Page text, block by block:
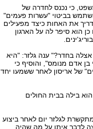
כי נכנס לחדרה של
בביטוי "עשרות פעמים"
את האחות כיצד מפעילים
הוא סיפר לה על הארגון
בחדר?" ענה גלזר: "היא
אדם מנומס", והוסיף כי
של אריסון לאחר ששמעו יחד
בילה בבית החולים
לגלזר יום לאחר ביצוע
לדבר איתו על מה שהיה